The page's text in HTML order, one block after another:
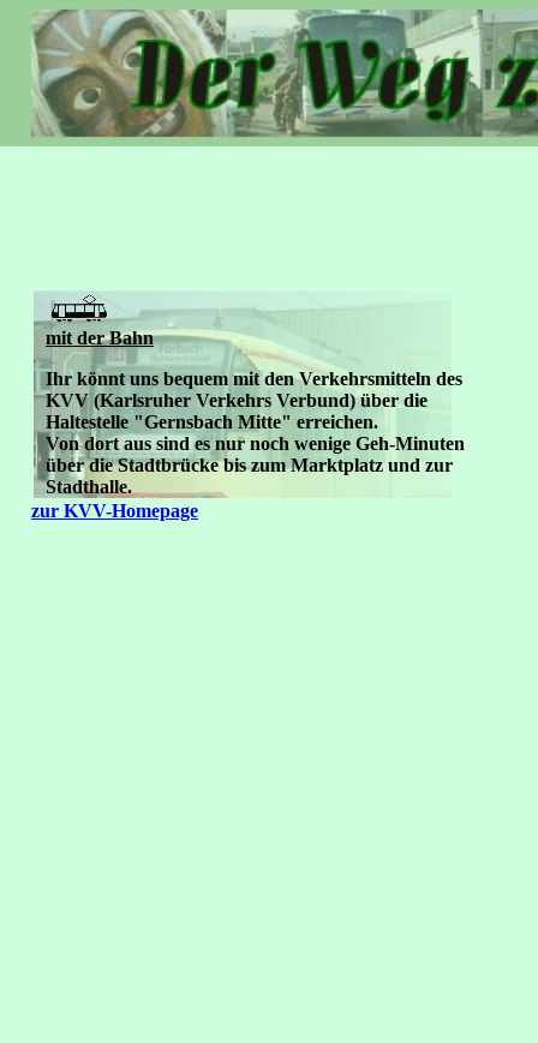
mit der Bahn
Ihr könnt uns bequem mit den Verkehrsmitteln des
KVV (Karlsruher Verkehrs Verbund) über die
Haltestelle "Gernsbach Mitte" erreichen.
Von dort aus sind es nur noch wenige Geh-Minuten
über die Stadtbrücke bis zum Marktplatz und zur
Stadthalle.
zur KVV-Homepage